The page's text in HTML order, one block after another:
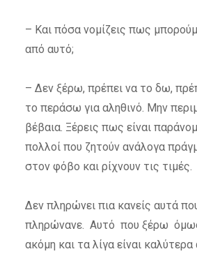
– Και πόσα νομίζεις πως
από αυτό;
– Δεν ξέρω, πρέπει να το δω,
το περάσω για αληθινό. Μην
βέβαια. Ξέρεις πως είναι
πολλοί που ζητούν ανάλογα
στον φόβο και ρίχνουν τις τιμές.
Δεν πληρώνει πια κανείς αυτά
πληρώνανε. Αυτό που ξέρω
ακόμη και τα λίγα είναι